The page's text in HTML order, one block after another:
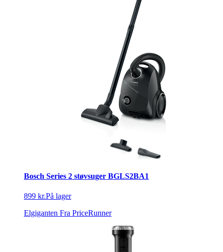
Bosch Series 2 støvsuger BGLS2BA1
899 kr.På lager
Elgiganten Fra PriceRunner